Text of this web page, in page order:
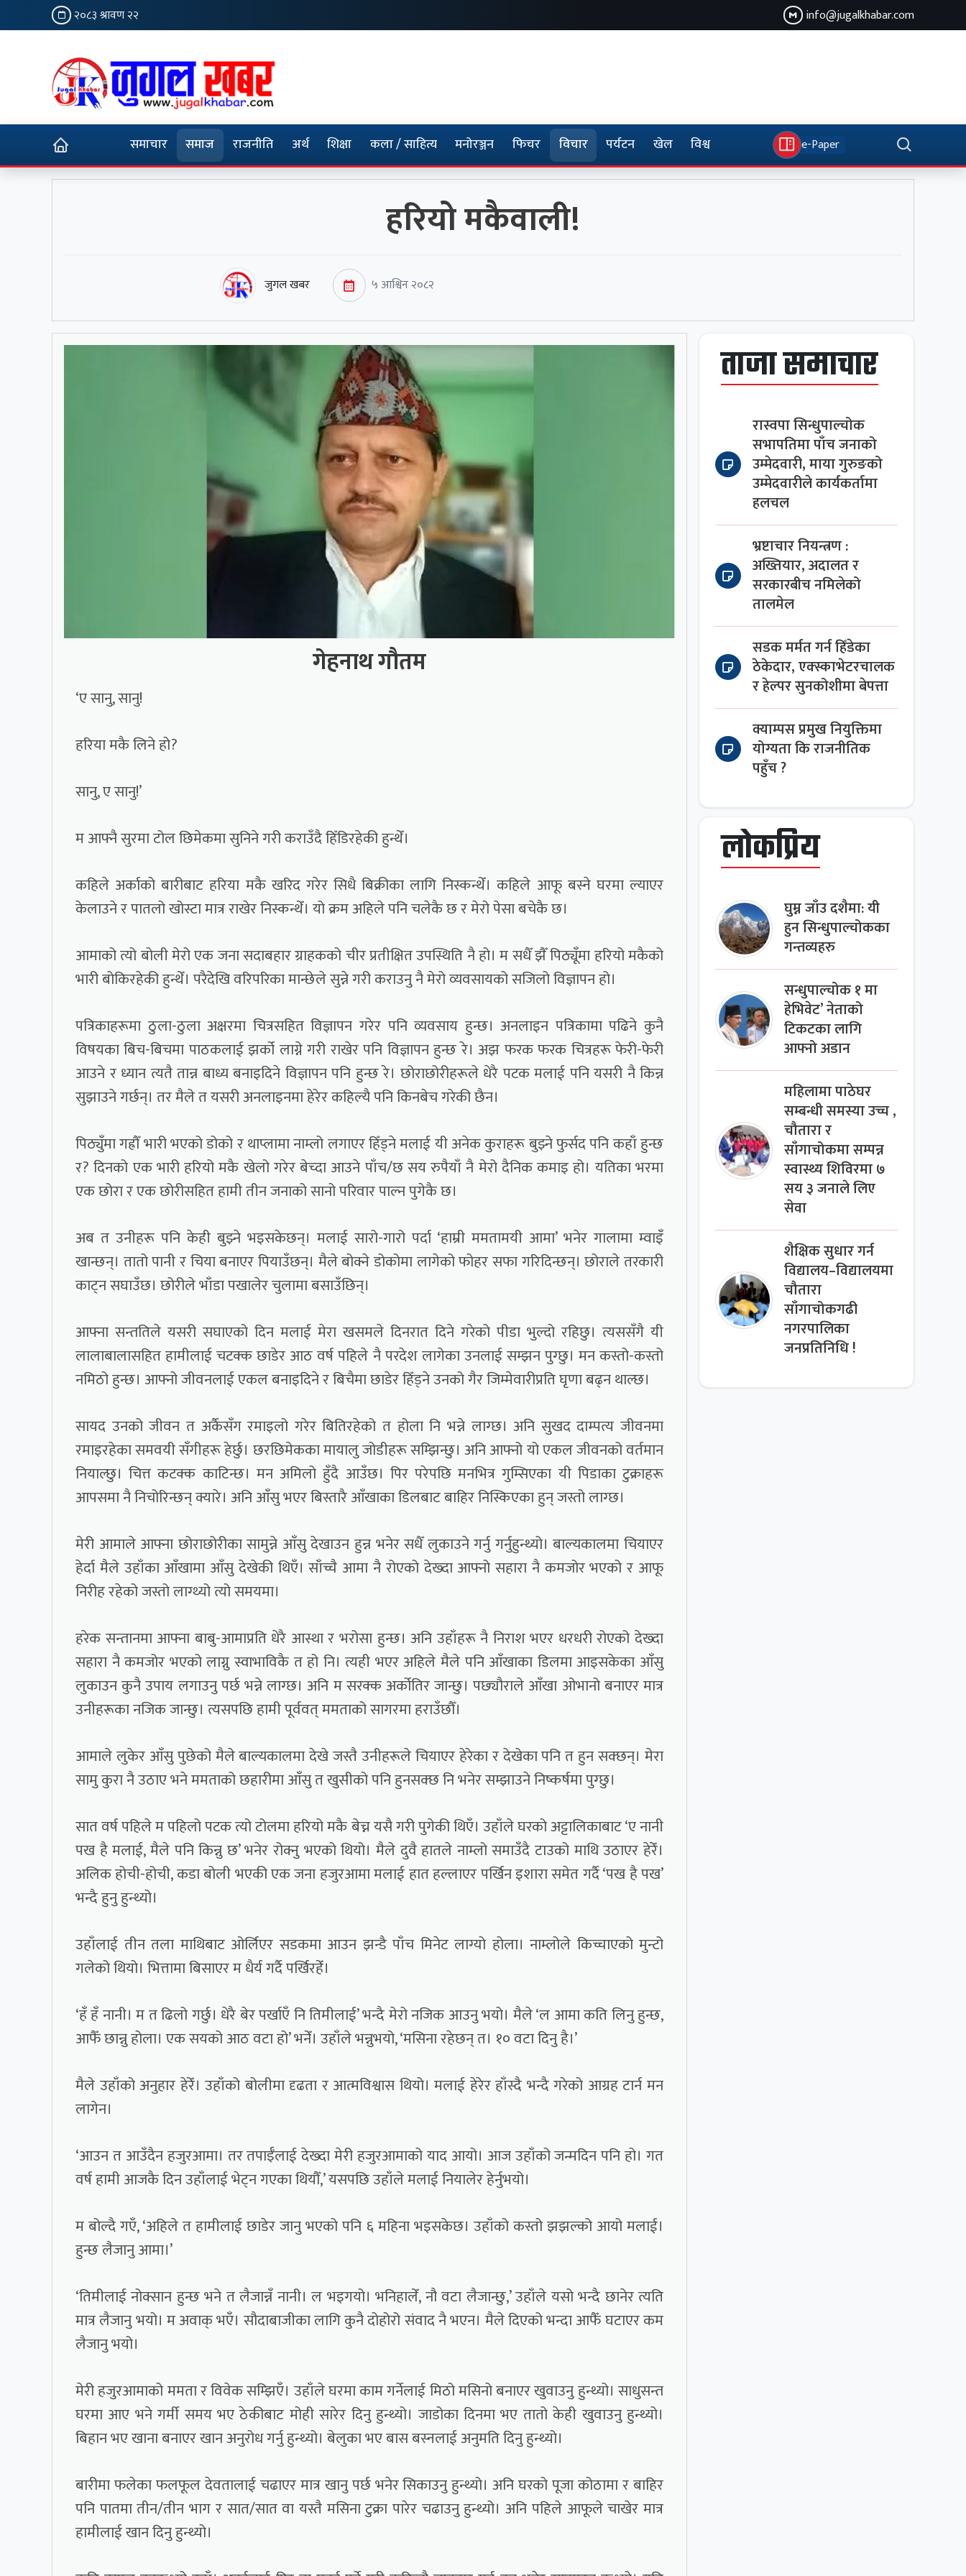
२०८३ श्रावण २२ info@jugalkhabar.com
समाचार समाज राजनीति अर्थ शिक्षा कला / साहित्य मनोरञ्जन फिचर विचार पर्यटन खेल विश्व e-Paper
हरियो मकैवाली!
जुगल खबर ५ आश्विन २०८२
गेहनाथ गौतम
‘ए सानु, सानु!
हरिया मकै लिने हो?
सानु, ए सानु!’
म आफ्नै सुरमा टोल छिमेकमा सुनिने गरी कराउँदै हिँडिरहेकी हुन्थेँ।
कहिले अर्काको बारीबाट हरिया मकै खरिद गरेर सिधै बिक्रीका लागि निस्कन्थेँ। कहिले आफू बस्ने घरमा ल्याएर
केलाउने र पातलो खोस्टा मात्र राखेर निस्कन्थेँ। यो क्रम अहिले पनि चलेकै छ र मेरो पेसा बचेकै छ।
आमाको त्यो बोली मेरो एक जना सदाबहार ग्राहकको चीर प्रतीक्षित उपस्थिति नै हो। म सधैँ झैँ पिठ्यूँमा हरियो मकैको
भारी बोकिरहेकी हुन्थेँ। परैदेखि वरिपरिका मान्छेले सुन्ने गरी कराउनु नै मेरो व्यवसायको सजिलो विज्ञापन हो।
पत्रिकाहरूमा ठुला-ठुला अक्षरमा चित्रसहित विज्ञापन गरेर पनि व्यवसाय हुन्छ। अनलाइन पत्रिकामा पढिने कुनै
विषयका बिच-बिचमा पाठकलाई झर्को लाग्ने गरी राखेर पनि विज्ञापन हुन्छ रे। अझ फरक फरक चित्रहरू फेरी-फेरी
आउने र ध्यान त्यतै तान्न बाध्य बनाइदिने विज्ञापन पनि हुन्छ रे। छोराछोरीहरूले धेरै पटक मलाई पनि यसरी नै किन्न
सुझाउने गर्छन्। तर मैले त यसरी अनलाइनमा हेरेर कहिल्यै पनि किनबेच गरेकी छैन।
पिठ्युँमा गह्रौँ भारी भएको डोको र थाप्लामा नाम्लो लगाएर हिँड्ने मलाई यी अनेक कुराहरू बुझ्ने फुर्सद पनि कहाँ हुन्छ
र? दिनको एक भारी हरियो मकै खेलो गरेर बेच्दा आउने पाँच/छ सय रुपैयाँ नै मेरो दैनिक कमाइ हो। यतिका भरमा
एक छोरा र एक छोरीसहित हामी तीन जनाको सानो परिवार पाल्न पुगेकै छ।
अब त उनीहरू पनि केही बुझ्ने भइसकेछन्। मलाई सारो-गारो पर्दा ‘हाम्री ममतामयी आमा’ भनेर गालामा म्वाइँ
खान्छन्। तातो पानी र चिया बनाएर पियाउँछन्। मैले बोक्ने डोकोमा लागेको फोहर सफा गरिदिन्छन्। छोराले तरकारी
काट्न सघाउँछ। छोरीले भाँडा पखालेर चुलामा बसाउँछिन्।
आफ्ना सन्ततिले यसरी सघाएको दिन मलाई मेरा खसमले दिनरात दिने गरेको पीडा भुल्दो रहिछु। त्यससँगै यी
लालाबालासहित हामीलाई चटक्क छाडेर आठ वर्ष पहिले नै परदेश लागेका उनलाई सम्झन पुग्छु। मन कस्तो-कस्तो
नमिठो हुन्छ। आफ्नो जीवनलाई एकल बनाइदिने र बिचैमा छाडेर हिँड्ने उनको गैर जिम्मेवारीप्रति घृणा बढ्न थाल्छ।
सायद उनको जीवन त अर्कैसँग रमाइलो गरेर बितिरहेको त होला नि भन्ने लाग्छ। अनि सुखद दाम्पत्य जीवनमा
रमाइरहेका समवयी सँगीहरू हेर्छु। छरछिमेकका मायालु जोडीहरू सम्झिन्छु। अनि आफ्नो यो एकल जीवनको वर्तमान
नियाल्छु। चित्त कटक्क काटिन्छ। मन अमिलो हुँदै आउँछ। पिर परेपछि मनभित्र गुम्सिएका यी पिडाका टुक्राहरू
आपसमा नै निचोरिन्छन् क्यारे। अनि आँसु भएर बिस्तारै आँखाका डिलबाट बाहिर निस्किएका हुन् जस्तो लाग्छ।
मेरी आमाले आफ्ना छोराछोरीका सामुन्ने आँसु देखाउन हुन्न भनेर सधैँ लुकाउने गर्नु गर्नुहुन्थ्यो। बाल्यकालमा चियाएर
हेर्दा मैले उहाँका आँखामा आँसु देखेकी थिएँ। साँच्चै आमा नै रोएको देख्दा आफ्नो सहारा नै कमजोर भएको र आफू
निरीह रहेको जस्तो लाग्थ्यो त्यो समयमा।
हरेक सन्तानमा आफ्ना बाबु-आमाप्रति धेरै आस्था र भरोसा हुन्छ। अनि उहाँहरू नै निराश भएर धरधरी रोएको देख्दा
सहारा नै कमजोर भएको लाग्नु स्वाभाविकै त हो नि। त्यही भएर अहिले मैले पनि आँखाका डिलमा आइसकेका आँसु
लुकाउन कुनै उपाय लगाउनु पर्छ भन्ने लाग्छ। अनि म सरक्क अर्कोतिर जान्छु। पछ्यौराले आँखा ओभानो बनाएर मात्र
उनीहरूका नजिक जान्छु। त्यसपछि हामी पूर्ववत् ममताको सागरमा हराउँछौँ।
आमाले लुकेर आँसु पुछेको मैले बाल्यकालमा देखे जस्तै उनीहरूले चियाएर हेरेका र देखेका पनि त हुन सक्छन्। मेरा
सामु कुरा नै उठाए भने ममताको छहारीमा आँसु त खुसीको पनि हुनसक्छ नि भनेर सम्झाउने निष्कर्षमा पुग्छु।
सात वर्ष पहिले म पहिलो पटक त्यो टोलमा हरियो मकै बेच्न यसै गरी पुगेकी थिएँ। उहाँले घरको अट्टालिकाबाट ‘ए नानी
पख है मलाई, मैले पनि किन्नु छ’ भनेर रोक्नु भएको थियो। मैले दुवै हातले नाम्लो समाउँदै टाउको माथि उठाएर हेरेँ।
अलिक होची-होची, कडा बोली भएकी एक जना हजुरआमा मलाई हात हल्लाएर पर्खिन इशारा समेत गर्दै ‘पख है पख’
भन्दै हुनु हुन्थ्यो।
उहाँलाई तीन तला माथिबाट ओर्लिएर सडकमा आउन झन्डै पाँच मिनेट लाग्यो होला। नाम्लोले किच्चाएको मुन्टो
गलेको थियो। भित्तामा बिसाएर म धैर्य गर्दै पर्खिरहेँ।
‘हँ हँ नानी। म त ढिलो गर्छु। धेरै बेर पर्खाएँ नि तिमीलाई’ भन्दै मेरो नजिक आउनु भयो। मैले ‘ल आमा कति लिनु हुन्छ,
आफैँ छान्नु होला। एक सयको आठ वटा हो’ भनेँ। उहाँले भन्नुभयो, ‘मसिना रहेछन् त। १० वटा दिनु है।’
मैले उहाँको अनुहार हेरेँ। उहाँको बोलीमा दृढता र आत्मविश्वास थियो। मलाई हेरेर हाँस्दै भन्दै गरेको आग्रह टार्न मन
लागेन।
‘आउन त आउँदैन हजुरआमा। तर तपाईँलाई देख्दा मेरी हजुरआमाको याद आयो। आज उहाँको जन्मदिन पनि हो। गत
वर्ष हामी आजकै दिन उहाँलाई भेट्न गएका थियौँ,’ यसपछि उहाँले मलाई नियालेर हेर्नुभयो।
म बोल्दै गएँ, ‘अहिले त हामीलाई छाडेर जानु भएको पनि ६ महिना भइसकेछ। उहाँको कस्तो झझल्को आयो मलाई।
हुन्छ लैजानु आमा।’
‘तिमीलाई नोक्सान हुन्छ भने त लैजान्नँ नानी। ल भइगयो। भनिहालेँ, नौ वटा लैजान्छु,’ उहाँले यसो भन्दै छानेर त्यति
मात्र लैजानु भयो। म अवाक् भएँ। सौदाबाजीका लागि कुनै दोहोरो संवाद नै भएन। मैले दिएको भन्दा आफैँ घटाएर कम
लैजानु भयो।
मेरी हजुरआमाको ममता र विवेक सम्झिएँ। उहाँले घरमा काम गर्नेलाई मिठो मसिनो बनाएर खुवाउनु हुन्थ्यो। साधुसन्त
घरमा आए भने गर्मी समय भए ठेकीबाट मोही सारेर दिनु हुन्थ्यो। जाडोका दिनमा भए तातो केही खुवाउनु हुन्थ्यो।
बिहान भए खाना बनाएर खान अनुरोध गर्नु हुन्थ्यो। बेलुका भए बास बस्नलाई अनुमति दिनु हुन्थ्यो।
बारीमा फलेका फलफूल देवतालाई चढाएर मात्र खानु पर्छ भनेर सिकाउनु हुन्थ्यो। अनि घरको पूजा कोठामा र बाहिर
पनि पातमा तीन/तीन भाग र सात/सात वा यस्तै मसिना टुक्रा पारेर चढाउनु हुन्थ्यो। अनि पहिले आफूले चाखेर मात्र
हामीलाई खान दिनु हुन्थ्यो।
ताजा समाचार
रास्वपा सिन्धुपाल्चोक
सभापतिमा पाँच जनाको
उम्मेदवारी, माया गुरुङको
उम्मेदवारीले कार्यकर्तामा
हलचल
भ्रष्टाचार नियन्त्रण :
अख्तियार, अदालत र
सरकारबीच नमिलेको
तालमेल
सडक मर्मत गर्न हिँडेका
ठेकेदार, एक्स्काभेटरचालक
र हेल्पर सुनकोशीमा बेपत्ता
क्याम्पस प्रमुख नियुक्तिमा
योग्यता कि राजनीतिक
पहुँच ?
लोकप्रिय
घुम्न जाँउ दशैमा: यी
हुन सिन्धुपाल्चोकका
गन्तव्यहरु
सन्धुपाल्चोक १ मा
हेभिवेट’ नेताको
टिकटका लागि
आफ्नो अडान
महिलामा पाठेघर
सम्बन्धी समस्या उच्च ,
चौतारा र
साँगाचोकमा सम्पन्न
स्वास्थ्य शिविरमा ७
सय ३ जनाले लिए
सेवा
शैक्षिक सुधार गर्न
विद्यालय–विद्यालयमा
चौतारा
साँगाचोकगढी
नगरपालिका
जनप्रतिनिधि !